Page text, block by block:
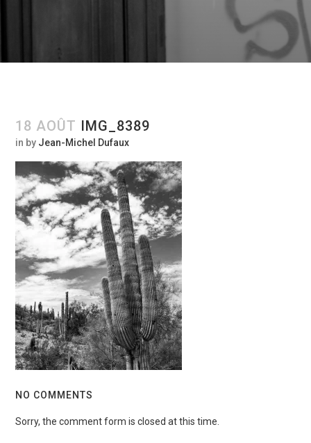
18 AOÛT IMG_8389
in by Jean-Michel Dufaux
NO COMMENTS
Sorry, the comment form is closed at this time.